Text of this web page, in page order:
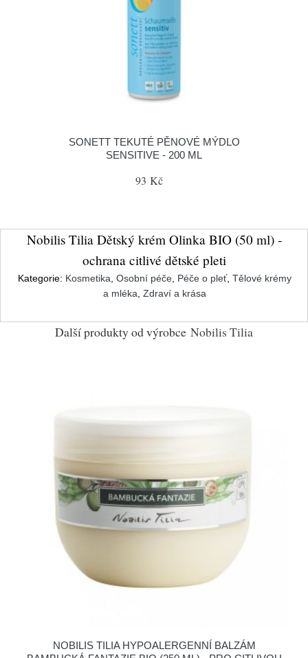
SONETT TEKUTÉ PĚNOVÉ MÝDLO
SENSITIVE - 200 ML
93 Kč
Nobilis Tilia Dětský krém Olinka BIO (50 ml) -
ochrana citlivé dětské pleti
Kategorie: Kosmetika Osobní péče Péče o pleť, Tělové krémy
a mléka Zdraví a krása
Další produkty od výrobce Nobilis Tilia
NOBILIS TILIA HYPOALERGENNÍ BALZÁM